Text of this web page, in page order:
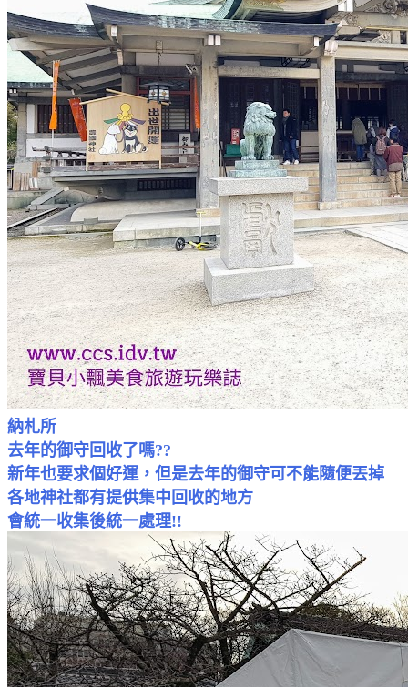
納札所
去年的御守回收了嗎??
新年也要求個好運，但是去年的御守可不能隨便丟掉
各地神社都有提供集中回收的地方
會統一收集後統一處理!!